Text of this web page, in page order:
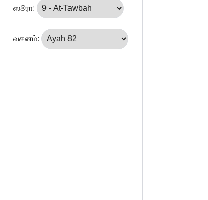
ஸூரா:
வசனம்: